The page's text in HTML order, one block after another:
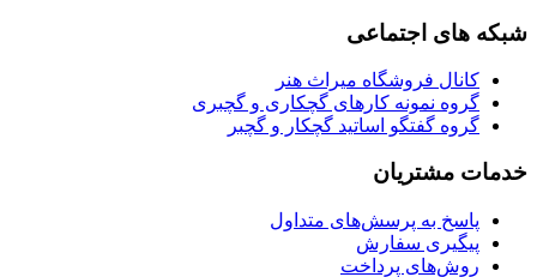
شبکه های اجتماعی
کانال فروشگاه میراث هنر
گروه نمونه کارهای گچکاری و گچبری
گروه گفتگو اساتید گچکار و گچبر
خدمات مشتریان
پاسخ به پرسش‌های متداول
پیگیری سفارش
روش‌های پرداخت